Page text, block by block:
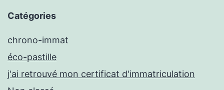
Catégories
chrono-immat
éco-pastille
j'ai retrouvé mon certificat d'immatriculation